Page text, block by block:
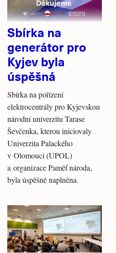
Sbírka na
generátor pro
Kyjev byla
úspěšná
Sbírka na pořízení
elektrocentrály pro Kyjevskou
národní univerzitu Tarase
Ševčenka, kterou iniciovaly
Univerzita Palackého
v Olomouci (UPOL)
a organizace Paměť národa,
byla úspěšně naplněna.